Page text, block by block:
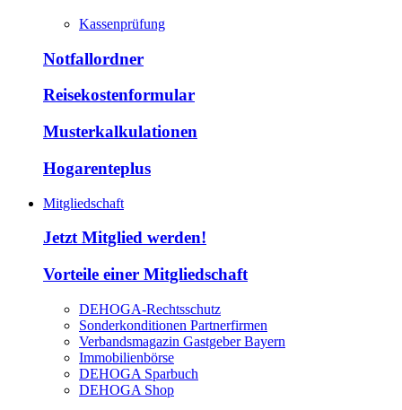
Kassenprüfung
Notfallordner
Reisekostenformular
Musterkalkulationen
Hogarenteplus
Mitgliedschaft
Jetzt Mitglied werden!
Vorteile einer Mitgliedschaft
DEHOGA-Rechtsschutz
Sonderkonditionen Partnerfirmen
Verbandsmagazin Gastgeber Bayern
Immobilienbörse
DEHOGA Sparbuch
DEHOGA Shop